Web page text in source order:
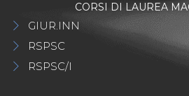
CORSI DI LAUREA
GIUR.INN
RSPSC
RSPSC/I